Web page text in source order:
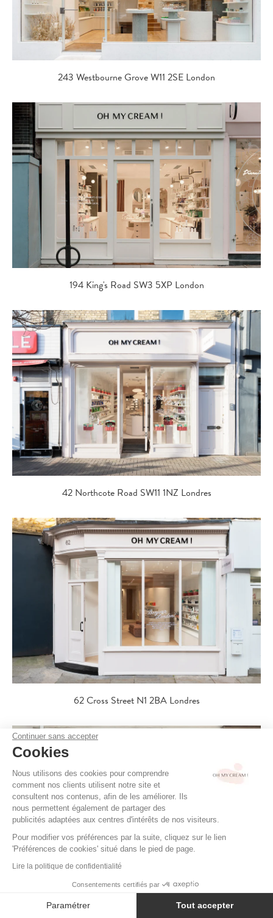
Continuer sans accepter
Cookies
Nous utilisons des cookies pour comprendre
comment nos clients utilisent notre site et
consultent nos contenus, afin de les améliorer. Ils
nous permettent également de partager des
publicités adaptées aux centres d'intérêts de nos visiteurs.
Pour modifier vos préférences par la suite, cliquez sur le lien
'Préférences de cookies' situé dans le pied de page.
Lire la politique de confidentialité
Consentements certifiés par
Paramétrer Tout accepter
243 Westbourne Grove W11 2SE London
194 King's Road SW3 5XP London
42 Northcote Road SW11 1NZ Londres
62 Cross Street N1 2BA Londres
51 Redchurch Street E2 7DJ Londres